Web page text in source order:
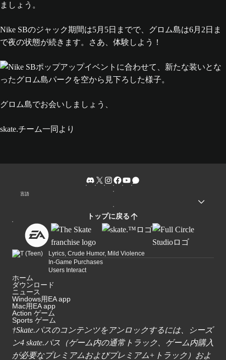
ましょう。
Nike SBのジャック期間は5月5日までで、グロム島は6月2日ま
で夜の状態が続きます。さあ、体験しよう！
グロム島でお会いしましょう、
skate.チーム一同より
言語
トップに戻る
Lyrics, Crude Humor, Mild Violence
In-Game Purchases
Users Interact
ホーム
ダウンロード
ニュース
Windows用EA app
Mac用EA app
Action ゲーム
Sports ゲーム
†Skate.パスのコンテンツをアンロックするには、シーズ
ン4 skate.パス（ゲーム内の通常トラック、ゲーム内購入
が必要なプレミアムおよびプレミアム+トラック）およ